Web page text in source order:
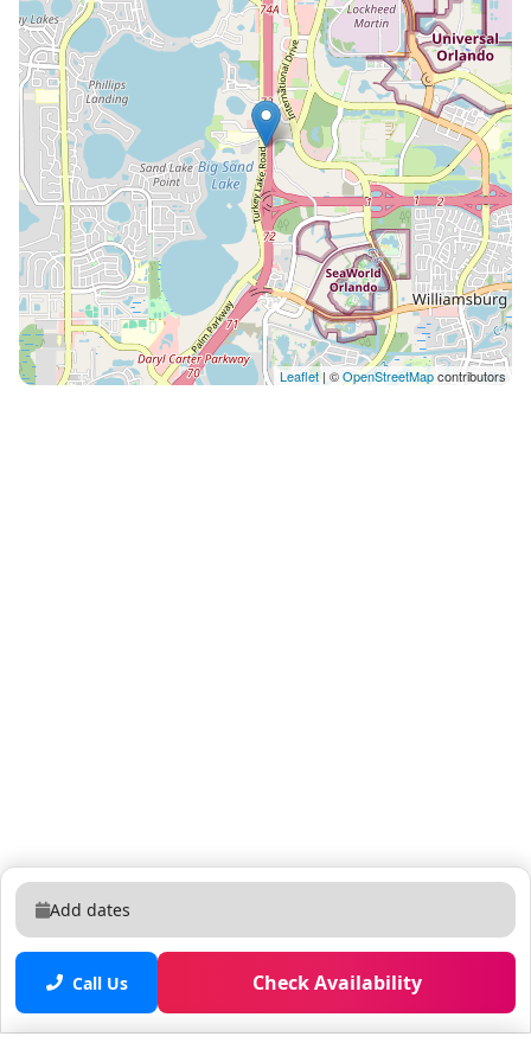
nocturna y restaurantes. Mi consejo es alquilar carro
antes del viaje y recogerlo en el aeropuerto. Así
tendrás libertad para moverte por todo Orlando. Si tu
viaje es exclusivo para ir a los parques es fácil moverse
en Uber y así te ahorras el pago de estacionamiento
en los parques Ya que el apartamento forma parte de
un Resort tú y tu familia serán mis invitados. Por ello
deberás mencionar mi nombre al hacer el check in.
Debes hacer el checkin como en cualquier hotel y
probablemente dejar un número de tarjeta como
depósito. Sin embargo no te cobrarán nada extra a
menos que consumas algún servicio de pago.
Leaflet| ©OpenStreetMapcontributors
Add dates
Call Us Check Availability